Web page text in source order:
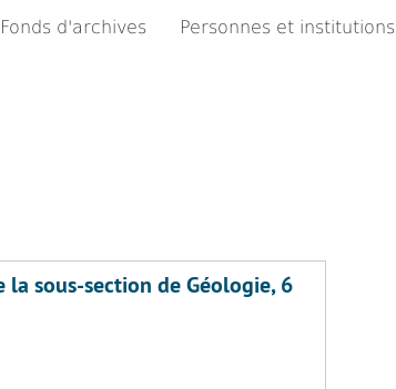
Fonds d'archives Personnes et institutions
sous-section de Géologie, 6